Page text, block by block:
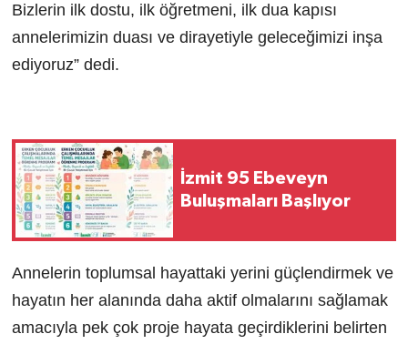
Bizlerin ilk dostu, ilk öğretmeni, ilk dua kapısı
annelerimizin duası ve dirayetiyle geleceğimizi inşa
ediyoruz” dedi.
İzmit 95 Ebeveyn
Buluşmaları Başlıyor
Annelerin toplumsal hayattaki yerini güçlendirmek ve
hayatın her alanında daha aktif olmalarını sağlamak
amacıyla pek çok proje hayata geçirdiklerini belirten